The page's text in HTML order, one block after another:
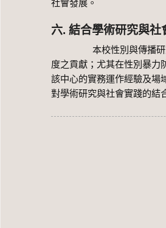
社會發展。
六. 結合學術研究與
本校性別與傳播研究中
度之貢獻；尤其在性別暴力
該中心的實務運作經驗及場
對學術研究與社會實踐的結